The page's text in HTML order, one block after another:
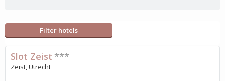
Filter hotels
Slot Zeist ***
Zeist, Utrecht